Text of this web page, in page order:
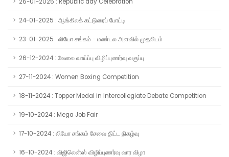
24-01-2025 : ஆங்கிலக் கட்டுரைப் போட்டி
23-01-2025 : லியோ சங்கம் - மண்டல அளவில் முதலிடம்
26-12-2024 : வேலை வாய்ப்பு விழிப்புணர்வு வகுப்பு
27-11-2024 : Women Boxing Competition
18-11-2024 : Topper Medal in Intercollegiate Debate Competition
19-10-2024 : Mega Job Fair
17-10-2024 : லியோ சங்கம் சேவை திட்ட நிகழ்வு
16-10-2024 : விஜிலென்ஸ் விழிப்புணர்வு வார விழா